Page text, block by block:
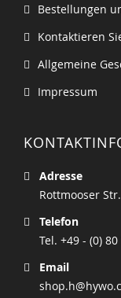
Bestellungen
Kontaktieren
Allgemeine
Impressum
Adresse
Rottmooser
Telefon
Tel. +49 - (0)
Email